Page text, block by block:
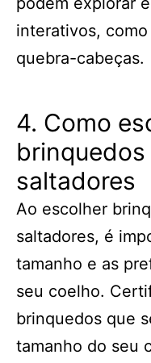
interativos,
quebra-cabeças.
4. Como
saltadores
Ao escolher
saltadores, é
tamanho e as
seu coelho.
brinquedos que
tamanho do seu